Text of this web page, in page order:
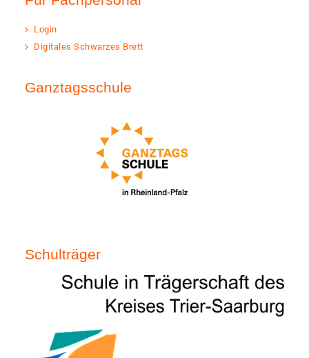
Login
Digitales Schwarzes Brett
Ganztagsschule
Schulträger